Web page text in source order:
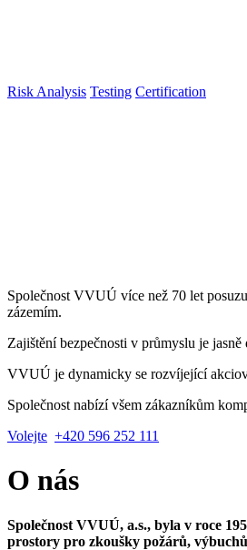
Risk Analysis Testing Certification
Společnost VVUÚ více než 70 let
zázemím.
Zajištění bezpečnosti v průmyslu je
VVUÚ je dynamicky se rozvíjející
Společnost nabízí všem zákazníkům
Volejte +420 596 252 111
O nás
Společnost VVUÚ, a.s., byla v roce
prostory pro zkoušky požárů,